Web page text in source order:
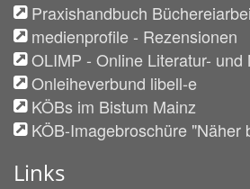
Praxishandbuch
medienprofile - Rezensionen
OLIMP - Online Literatur- und
Onleiheverbund libell-e
KÖBs im Bistum Mainz
KÖB-Imagebroschüre "Näher
Links